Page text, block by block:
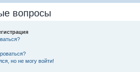
вопросы
но не могу войти!